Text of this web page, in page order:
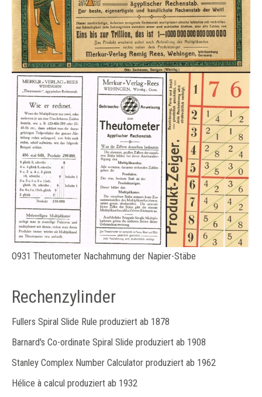
O931 Theutometer Nachahmung der Napier-Stäbe
Rechenzylinder
Fullers Spiral Slide Rule produziert ab 1878
Barnard's Co-ordinate Spiral Slide produziert ab 1908
Stanley Complex Number Calculator produziert ab 1962
Hélice à calcul produziert ab 1932